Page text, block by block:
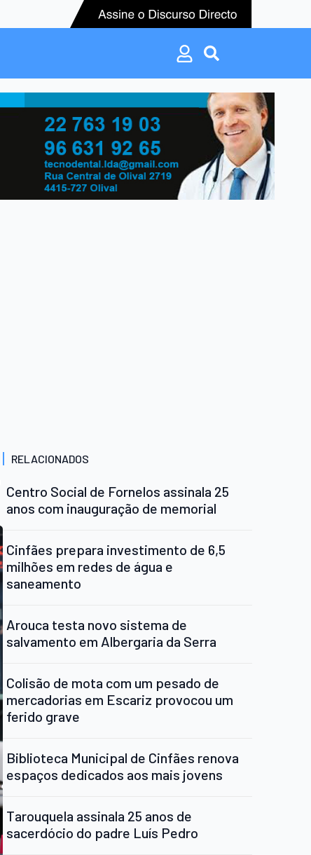
Search
for:
Search
for:
RELACIONADOS
Centro Social de Fornelos assinala 25
anos com inauguração de memorial
Cinfães prepara investimento de 6,5
milhões em redes de água e
saneamento
Arouca testa novo sistema de
salvamento em Albergaria da Serra
Colisão de mota com um pesado de
mercadorias em Escariz provocou um
ferido grave
Biblioteca Municipal de Cinfães renova
espaços dedicados aos mais jovens
Tarouquela assinala 25 anos de
sacerdócio do padre Luís Pedro